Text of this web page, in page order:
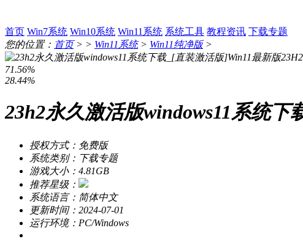
首页 Win7系统 Win10系统 Win11系统 系统工具 教程资讯 下载专题
您的位置： 首页> > Win11系统> Win11纯净版>
71.56%
28.44%
23h2永久激活版windows11系统
授权方式：免费版
系统类别：下载专题
游戏大小：4.81GB
推荐星级：
系统语言：简体中文
更新时间：2024-07-01
运行环境：PC/Windows